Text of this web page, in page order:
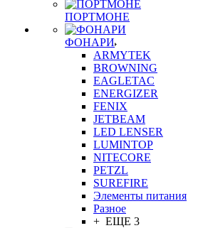
ПОРТМОНЕ
ФОНАРИ
ARMYTEK
BROWNING
EAGLETAC
ENERGIZER
FENIX
JETBEAM
LED LENSER
LUMINTOP
NITECORE
PETZL
SUREFIRE
Элементы питания
Разное
+ ЕЩЕ 3